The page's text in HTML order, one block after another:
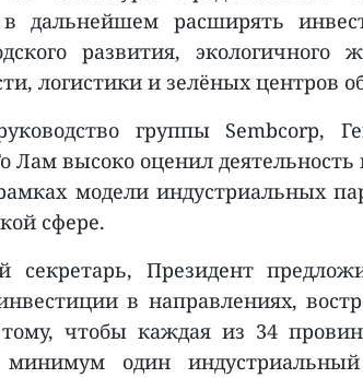
дальнейшем расширять
развития, экологичного
логистики и зелёных центров
группы Sembcorp,
Лам высоко оценил
модели индустриальных
сфере.
секретарь, Президент
в направлениях,
чтобы каждая из 34
один